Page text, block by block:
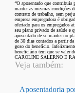
“O aposentado que
manter as mesmas condições
contrato de trabalho, sem
empresa empregadora é
ofertado para os empregados
seu plano privado de saúde e
aposentado de se manter no
de 30 dias contados a partir
gozo do benefício.
beneficiário tem que se valer
CAROLINE SALERNO E
Veja também:
Aposentadoria